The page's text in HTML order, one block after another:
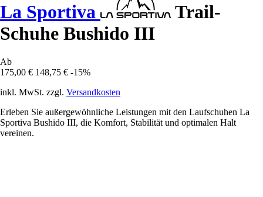
La Sportiva
Trail-
Schuhe Bushido III
Ab
175,00 € 148,75 € -15%
inkl. MwSt. zzgl. Versandkosten
Erleben Sie außergewöhnliche Leistungen mit den Laufschuhen La
Sportiva Bushido III, die Komfort, Stabilität und optimalen Halt
vereinen.